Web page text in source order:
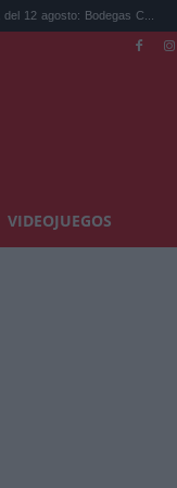
C... Las mejores
VIDEOJUEGOS